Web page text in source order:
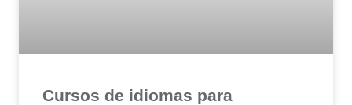
Cursos de idiomas para